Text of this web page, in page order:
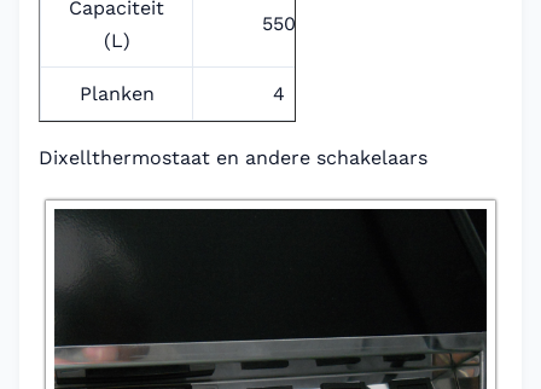
Capaciteit
(L)
550
Planken 4
Dixellthermostaat en andere schakelaars